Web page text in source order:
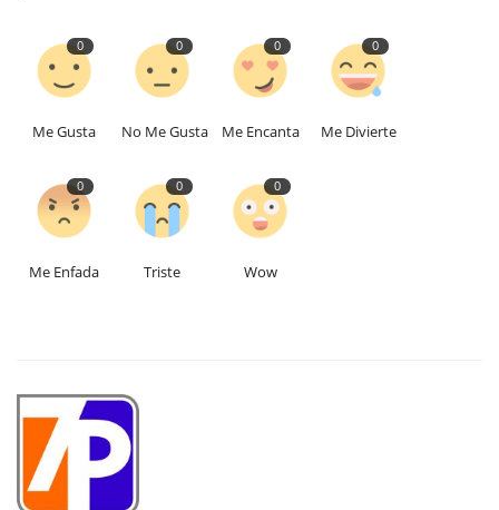
0
Me Gusta
0
No Me Gusta
0
Me Encanta
0
Me Divierte
0
Me Enfada
0
Triste
0
Wow